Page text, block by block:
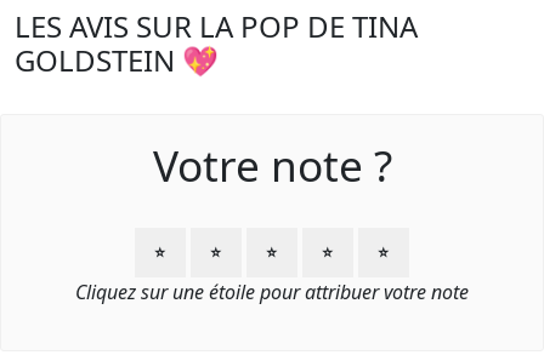
LES AVIS SUR LA POP DE TINA
GOLDSTEIN 💖
Votre note ?
⭐ ⭐ ⭐ ⭐ ⭐
Cliquez sur une étoile pour attribuer votre note